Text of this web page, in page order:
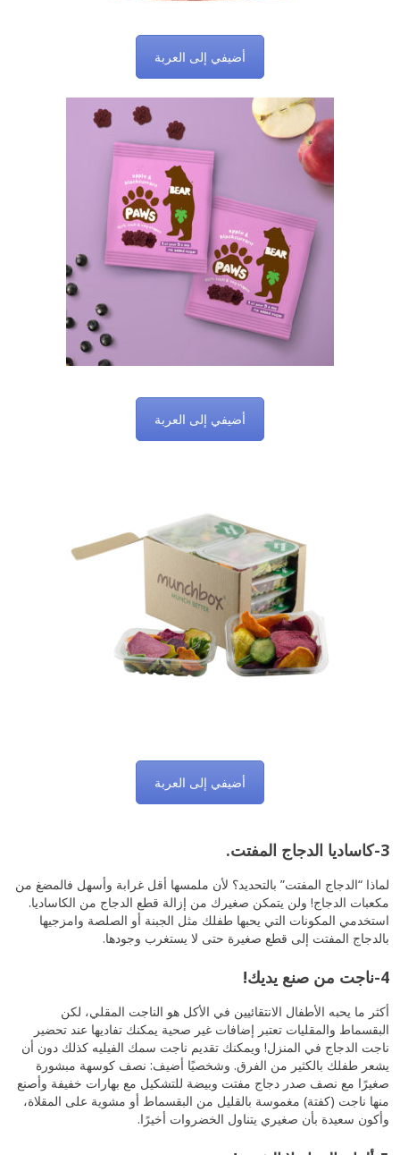
أضيفي إلى العربة
أضيفي إلى العربة
أضيفي إلى العربة
3-كاساديا الدجاج المفتت.
لماذا “الدجاج المفتت” بالتحديد؟ لأن ملمسها أقل غرابة وأسهل فالمضغ من
مكعبات الدجاج! ولن يتمكن صغيرك من إزالة قطع الدجاج من الكاساديا.
استخدمي المكونات التي يحبها طفلك مثل الجبنة أو الصلصة وامزجيها
بالدجاج المفتت إلى قطع صغيرة حتى لا يستغرب وجودها.
4-ناجت من صنع يديك!
أكثر ما يحبه الأطفال الانتقائيين في الأكل هو الناجت المقلي، لكن
البقسماط والمقليات تعتبر إضافات غير صحية يمكنك تفاديها عند تحضير
ناجت الدجاج في المنزل! ويمكنك تقديم ناجت سمك الفيليه كذلك دون أن
يشعر طفلك بالكثير من الفرق. وشخصيًا أضيف: نصف كوسهة مبشورة
صغيرًا مع نصف صدر دجاج مفتت وبيضة للتشكيل مع بهارات خفيفة وأصنع
منها ناجت (كفتة) مغموسة بالقليل من البقسماط أو مشوية على المقلاة،
وأكون سعيدة بأن صغيري يتناول الخضروات أخيرًا.